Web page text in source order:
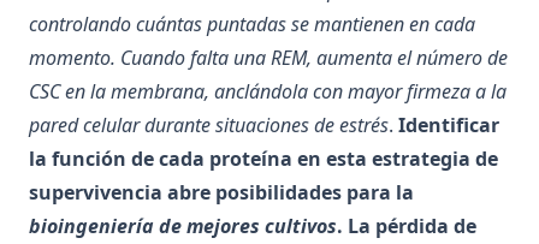
controlando cuántas puntadas se mantienen en cada
momento. Cuando falta una REM, aumenta el número de
CSC en la membrana, anclándola con mayor firmeza a la
pared celular durante situaciones de estrés. Identificar
la función de cada proteína en esta estrategia de
supervivencia abre posibilidades para la
bioingeniería de mejores cultivos. La pérdida de